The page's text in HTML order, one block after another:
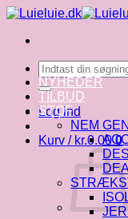
Fortsæt
indhold
Søg
efter:
Log ind
Kurv / kr.0.00 0
NYHEDER
TILBUD
STOF
NEM